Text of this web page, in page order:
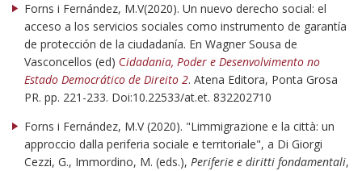
Forns i Fernández, M.V(2020). Un nuevo derecho social: el
acceso a los servicios sociales como instrumento de garantía
de protección de la ciudadanía. En Wagner Sousa de
Vasconcellos (ed) Cidadania, Poder e Desenvolvimento no
Estado Democrático de Direito 2. Atena Editora, Ponta Grosa
PR. pp. 221-233. Doi:10.22533/at.et. 832202710
Forns i Fernández, M.V (2020). "Limmigrazione e la città: un
approccio dalla periferia sociale e territoriale", a Di Giorgi
Cezzi, G., Immordino, M. (eds.), Periferie e diritti fondamentali,